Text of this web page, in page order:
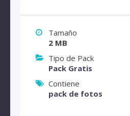
Tamaño
2 MB
Tipo de Pack
Pack Gratis
Contiene
pack de fotos